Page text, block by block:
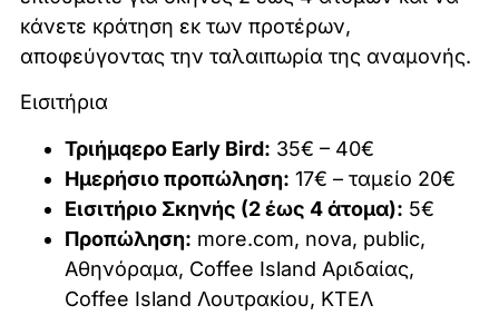
κάνετε κράτηση εκ των προτέρων,
αποφεύγοντας την ταλαιπωρία της αναμονής.
Εισιτήρια
Τριήμqερο Early Bird: 35€ – 40€
Ημερήσιο προπώληση: 17€ – ταμείο 20€
Εισιτήριο Σκηνής (2 έως 4 άτομα): 5€
Προπώληση: more.com, nova, public,
Αθηνόραμα, Coffee Island Αριδαίας,
Coffee Island Λουτρακίου, ΚΤΕΛ